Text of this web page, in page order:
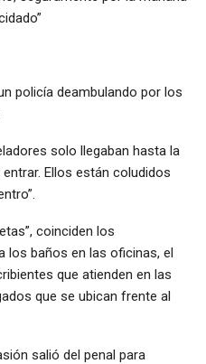
policía deambulando por los
solo llegaban hasta la
Ellos están coludidos
coinciden los
los baños en las oficinas, el
que atienden en las
que se ubican frente al
salió del penal para